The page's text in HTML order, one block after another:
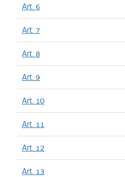
Art. 6
Art. 7
Art. 8
Art. 9
Art. 10
Art. 11
Art. 12
Art. 13